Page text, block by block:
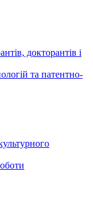
докторантів і
та патентно-